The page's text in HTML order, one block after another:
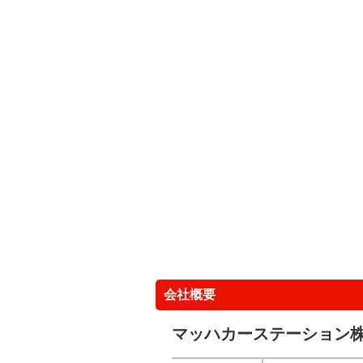
会社概要
マッハカーステーション